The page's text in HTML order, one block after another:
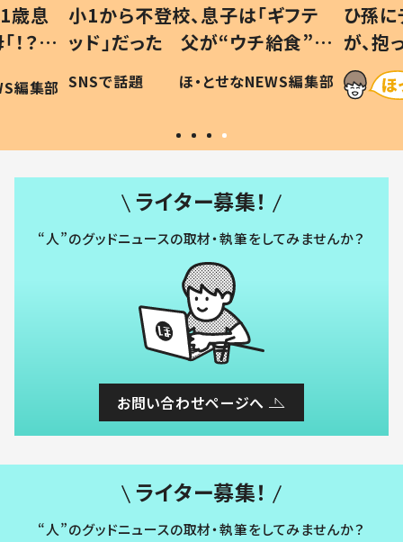
歳息
？」
編集部
小1から不登校、息子は「ギフテ
ッド」だった 父が“ウチ給食”を
作り続ける理由とは #令和の親
#令和の子
SNSで話題 ほ・とせなNEWS編集部
ひ孫
が、
「涙が
い」
ライター募集！
“人”のグッドニュースの取材・執筆をしてみませんか？
お問い合わせページへ
ライター募集！
“人”のグッドニュースの取材・執筆をしてみませんか？